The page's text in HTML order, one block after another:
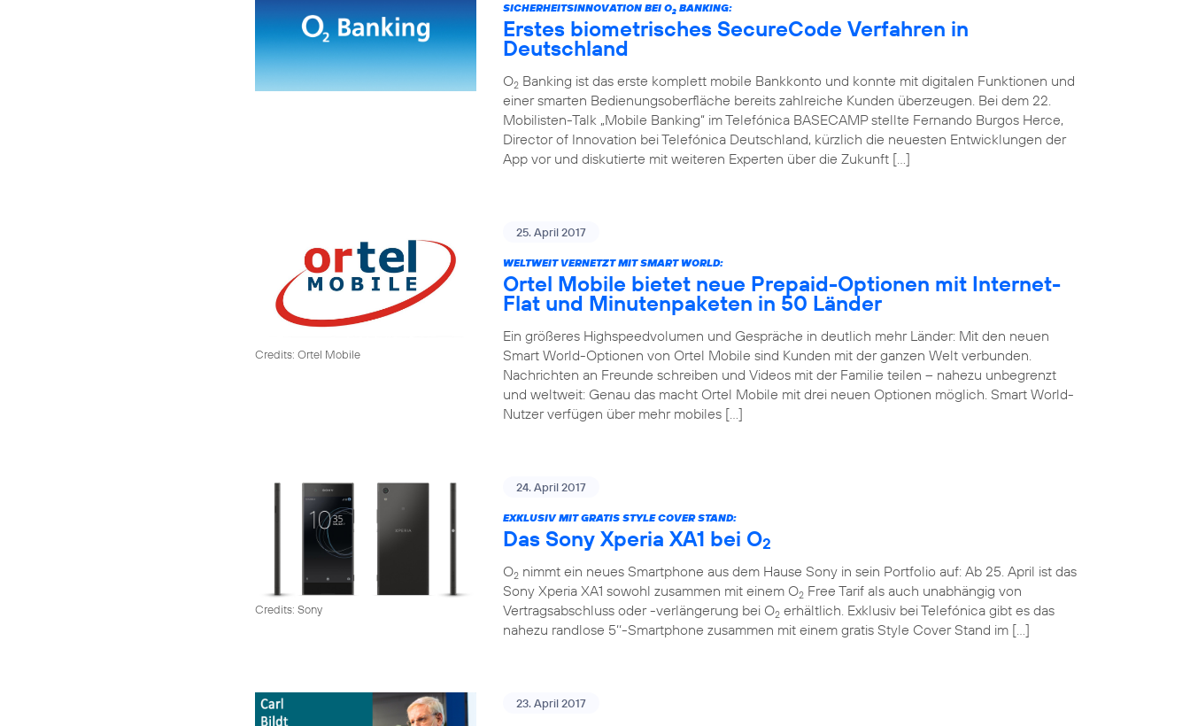
SICHERHEITSINNOVATION BEI O2 BANKING:
Erstes biometrisches SecureCode Verfahren in
Deutschland
O2 Banking ist das erste komplett mobile Bankkonto und konnte mit digitalen Funktionen und
einer smarten Bedienungsoberfläche bereits zahlreiche Kunden überzeugen. Bei dem 22.
Mobilisten-Talk „Mobile Banking“ im Telefónica BASECAMP stellte Fernando Burgos Herce,
Director of Innovation bei Telefónica Deutschland, kürzlich die neuesten Entwicklungen der
App vor und diskutierte mit weiteren Experten über die Zukunft […]
Credits: Ortel Mobile
25. April 2017
WELTWEIT VERNETZT MIT SMART WORLD:
Ortel Mobile bietet neue Prepaid-Optionen mit Internet-
Flat und Minutenpaketen in 50 Länder
Ein größeres Highspeedvolumen und Gespräche in deutlich mehr Länder: Mit den neuen
Smart World-Optionen von Ortel Mobile sind Kunden mit der ganzen Welt verbunden.
Nachrichten an Freunde schreiben und Videos mit der Familie teilen – nahezu unbegrenzt
und weltweit: Genau das macht Ortel Mobile mit drei neuen Optionen möglich. Smart World-
Nutzer verfügen über mehr mobiles […]
Credits: Sony
24. April 2017
EXKLUSIV MIT GRATIS STYLE COVER STAND:
Das Sony Xperia XA1 bei O2
O2 nimmt ein neues Smartphone aus dem Hause Sony in sein Portfolio auf: Ab 25. April ist das
Sony Xperia XA1 sowohl zusammen mit einem O2 Free Tarif als auch unabhängig von
Vertragsabschluss oder -verlängerung bei O2 erhältlich. Exklusiv bei Telefónica gibt es das
nahezu randlose 5‘‘-Smartphone zusammen mit einem gratis Style Cover Stand im […]
23. April 2017